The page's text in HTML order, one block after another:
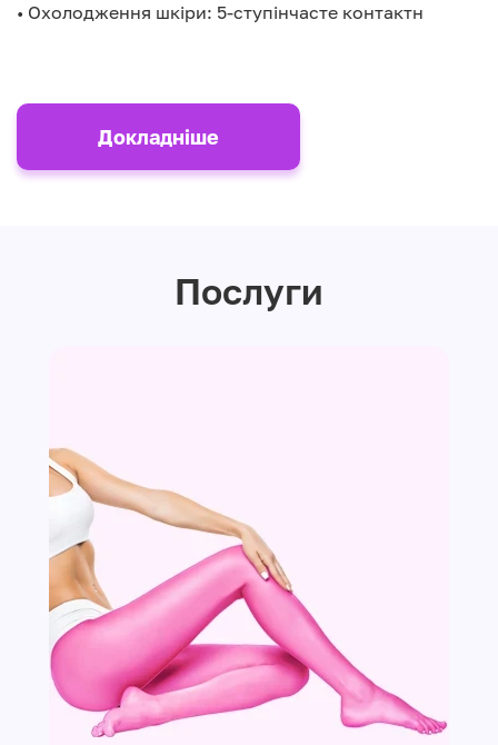
• Охолодження шкіри: 5-ступінчасте контактн
Докладніше
Послуги